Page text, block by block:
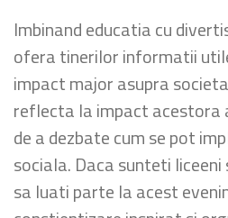
Imbinand educatia cu
ofera tinerilor informatii
impact major asupra
reflecta la impact acestora
de a dezbate cum se pot
sociala. Daca sunteti
sa luati parte la acest